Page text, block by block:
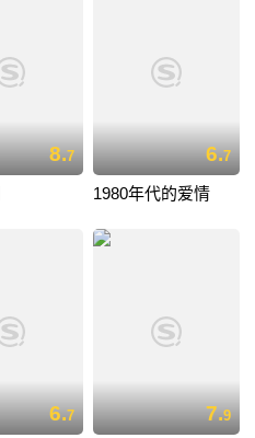
8.7 6.7
1980年代的爱情
6.7 7.9